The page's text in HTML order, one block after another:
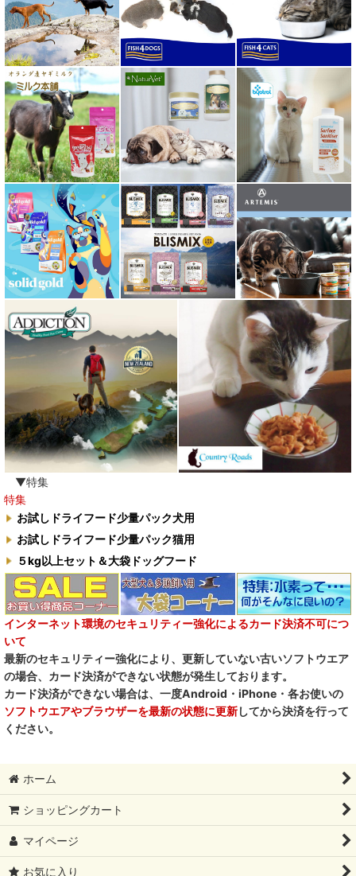
▼特集
特集
お試しドライフード少量パック犬用
お試しドライフード少量パック猫用
５kg以上セット＆大袋ドッグフード
インターネット環境のセキュリティー強化によるカード決済不可につ
いて
最新のセキュリティー強化により、更新していない古いソフトウエア
の場合、カード決済ができない状態が発生しております。
カード決済ができない場合は、一度Android・iPhone・各お使いの
ソフトウエアやブラウザーを最新の状態に更新してから決済を行って
ください。
ホーム
ショッピングカート
マイページ
お気に入り